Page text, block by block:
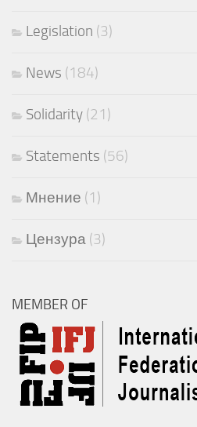
Legislation (3)
News (184)
Solidarity (21)
Statements (56)
Мнение (1)
Цензура (3)
MEMBER OF